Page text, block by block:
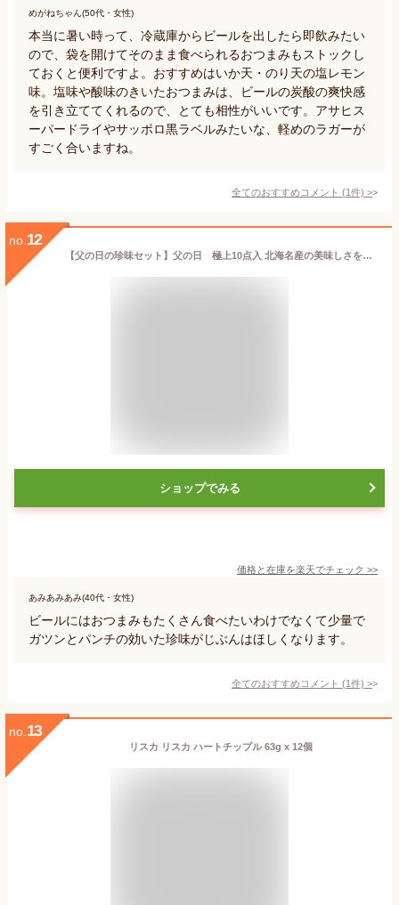
めがねちゃん(50代・女性)
本当に暑い時って、冷蔵庫からビールを出したら即飲みたい
ので、袋を開けてそのまま食べられるおつまみもストックし
ておくと便利ですよ。おすすめはいか天・のり天の塩レモン
味。塩味や酸味のきいたおつまみは、ビールの炭酸の爽快感
を引き立ててくれるので、とても相性がいいです。アサヒス
ーパードライやサッポロ黒ラベルみたいな、軽めのラガーが
すごく合いますね。
全てのおすすめコメント (1件) >
no. 12
【父の日の珍味セット】父の日 極上10点入 北海名産の美味しさをまるごと凝縮 プレミアム 帆立キムチ 鮭トバ ごまわさび つぶ燻製 みりんたこ 帆立貝紐 焼きえいひれ 焼きいわし いかすみさきいか おしゃぶり昆布 おつまみセット 北海道海鮮 高品質 海鮮
ショップでみる
価格と在庫を楽天でチェック >>
あみあみあみ(40代・女性)
ビールにはおつまみもたくさん食べたいわけでなくて少量で
ガツンとパンチの効いた珍味がじぶんはほしくなります。
全てのおすすめコメント (1件) >
no. 13
リスカ リスカ ハートチップル 63g x 12個